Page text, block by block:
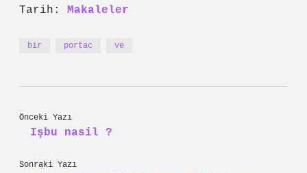
Tarih: Makaleler
bir portac ve
Önceki Yazı
Işbu nasil ?
Sonraki Yazı